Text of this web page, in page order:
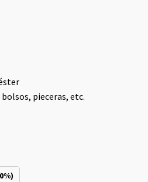
pieceras, etc.